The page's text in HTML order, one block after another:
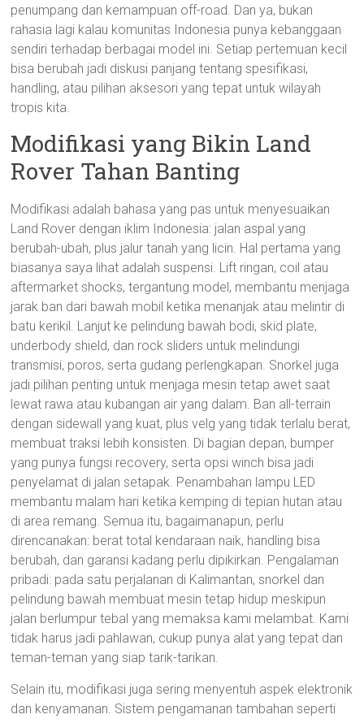
penumpang dan kemampuan off-road. Dan ya, bukan
rahasia lagi kalau komunitas Indonesia punya kebanggaan
sendiri terhadap berbagai model ini. Setiap pertemuan kecil
bisa berubah jadi diskusi panjang tentang spesifikasi,
handling, atau pilihan aksesori yang tepat untuk wilayah
tropis kita.
Modifikasi yang Bikin Land
Rover Tahan Banting
Modifikasi adalah bahasa yang pas untuk menyesuaikan
Land Rover dengan iklim Indonesia: jalan aspal yang
berubah-ubah, plus jalur tanah yang licin. Hal pertama yang
biasanya saya lihat adalah suspensi. Lift ringan, coil atau
aftermarket shocks, tergantung model, membantu menjaga
jarak ban dari bawah mobil ketika menanjak atau melintir di
batu kerikil. Lanjut ke pelindung bawah bodi, skid plate,
underbody shield, dan rock sliders untuk melindungi
transmisi, poros, serta gudang perlengkapan. Snorkel juga
jadi pilihan penting untuk menjaga mesin tetap awet saat
lewat rawa atau kubangan air yang dalam. Ban all-terrain
dengan sidewall yang kuat, plus velg yang tidak terlalu berat,
membuat traksi lebih konsisten. Di bagian depan, bumper
yang punya fungsi recovery, serta opsi winch bisa jadi
penyelamat di jalan setapak. Penambahan lampu LED
membantu malam hari ketika kemping di tepian hutan atau
di area remang. Semua itu, bagaimanapun, perlu
direncanakan: berat total kendaraan naik, handling bisa
berubah, dan garansi kadang perlu dipikirkan. Pengalaman
pribadi: pada satu perjalanan di Kalimantan, snorkel dan
pelindung bawah membuat mesin tetap hidup meskipun
jalan berlumpur tebal yang memaksa kami melambat. Kami
tidak harus jadi pahlawan, cukup punya alat yang tepat dan
teman-teman yang siap tarik-tarikan.
Selain itu, modifikasi juga sering menyentuh aspek elektronik
dan kenyamanan. Sistem pengamanan tambahan seperti